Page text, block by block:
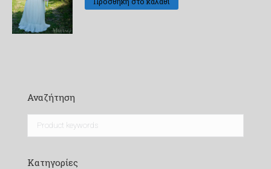
Αναζήτηση
Κατηγορίες